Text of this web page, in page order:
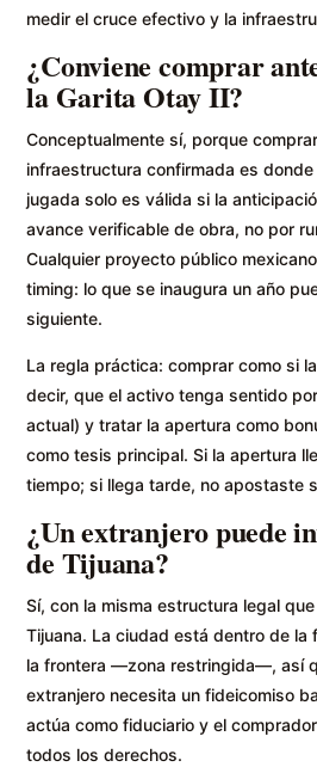
medir el cruce efectivo y la
¿Conviene comprar
la Garita Otay II?
Conceptualmente sí, porque
infraestructura confirmada es
jugada solo es válida si la
avance verificable de obra, no por
Cualquier proyecto público
timing: lo que se inaugura un año
siguiente.
La regla práctica: comprar como si
decir, que el activo tenga sentido
actual) y tratar la apertura como
como tesis principal. Si la apertura
tiempo; si llega tarde, no apostaste
¿Un extranjero puede
de Tijuana?
Sí, con la misma estructura legal
Tijuana. La ciudad está dentro de la
la frontera —zona restringida—, así
extranjero necesita un fideicomiso
actúa como fiduciario y el
todos los derechos.